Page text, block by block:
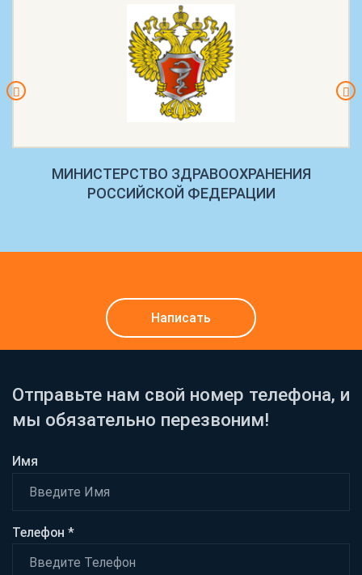
МИНИСТЕРСТВО ЗДРАВООХРАНЕНИЯ
РОССИЙСКОЙ ФЕДЕРАЦИИ
Написать
Отправьте нам свой номер телефона, и
мы обязательно перезвоним!
Имя
Телефон *